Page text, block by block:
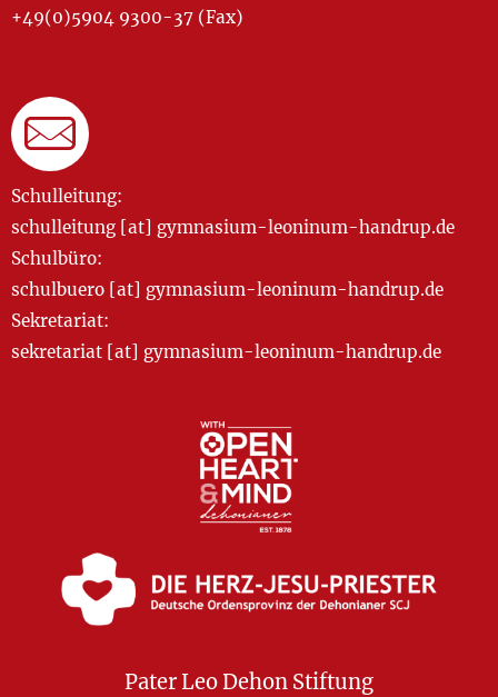
+49(0)5904 9300-37 (Fax)
Schulleitung:
schulleitung [at] gymnasium-leoninum-handrup.de
Schulbüro:
schulbuero [at] gymnasium-leoninum-handrup.de
Sekretariat:
sekretariat [at] gymnasium-leoninum-handrup.de
Pater Leo Dehon Stiftung